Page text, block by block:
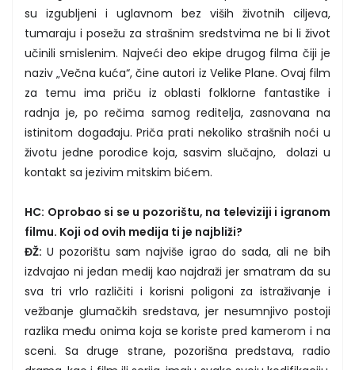
su izgubljeni i uglavnom bez viših životnih ciljeva,
tumaraju i posežu za strašnim sredstvima ne bi li život
učinili smislenim. Najveći deo ekipe drugog filma čiji je
naziv „Večna kuća“, čine autori iz Velike Plane. Ovaj film
za temu ima priču iz oblasti folklorne fantastike i
radnja je, po rečima samog reditelja, zasnovana na
istinitom događaju. Priča prati nekoliko strašnih noći u
životu jedne porodice koja, sasvim slučajno, dolazi u
kontakt sa jezivim mitskim bićem.
HC: Oprobao si se u pozorištu, na televiziji i igranom
filmu. Koji od ovih medija ti je najbliži?
ĐŽ: U pozorištu sam najviše igrao do sada, ali ne bih
izdvajao ni jedan medij kao najdraži jer smatram da su
sva tri vrlo različiti i korisni poligoni za istraživanje i
vežbanje glumačkih sredstava, jer nesumnjivo postoji
razlika među onima koja se koriste pred kamerom i na
sceni. Sa druge strane, pozorišna predstava, radio